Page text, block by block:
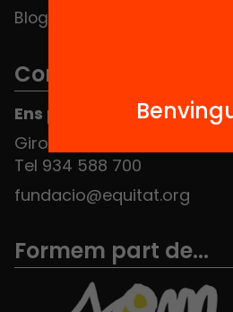
Blog
Contacte
Ens pots trobar al Hub
Girona 34, interior 08010
Tel 934 588 700
fundacio@equitat.org
Formem part de...